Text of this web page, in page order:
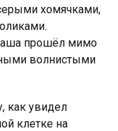
хомячками,
прошёл мимо
волнистыми
как увидел
клетке на